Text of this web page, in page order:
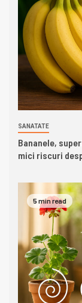
SANATATE
Bananele,
mici riscuri
5 min read